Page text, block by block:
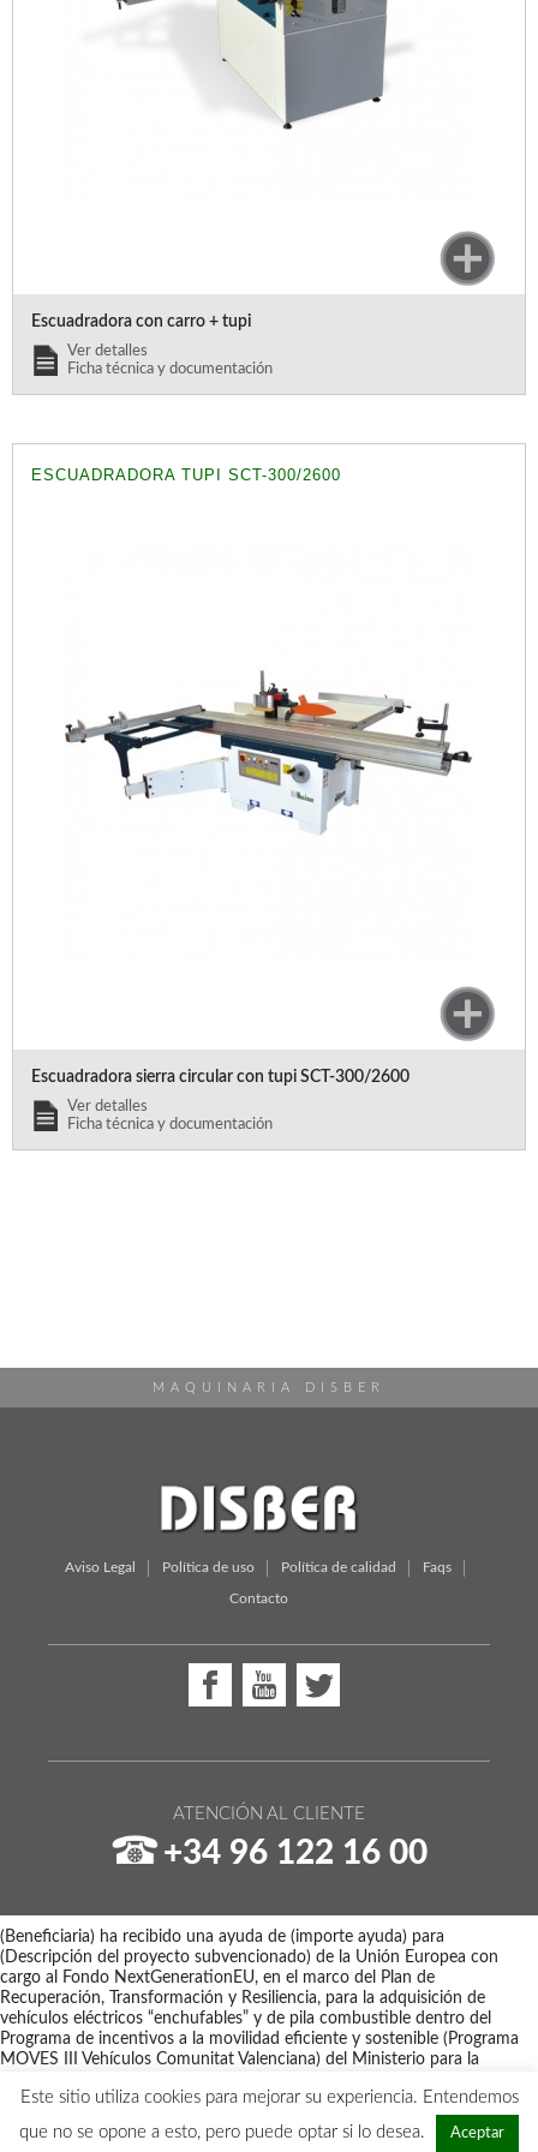
Turbinas de pintar
Pistolas de pintar
Varios
Ofertas y oportunidades
Escuadradora con carro + tupi
Ver detalles
Ficha técnica y documentación
ESCUADRADORA TUPI SCT-300/2600
Escuadradora sierra circular con tupi SCT-300/2600
Ver detalles
Ficha técnica y documentación
MAQUINARIA DISBER
Aviso Legal Política de uso Política de calidad Faqs
Contacto
ATENCIÓN AL CLIENTE
+34 96 122 16 00
(Beneficiaria) ha recibido una ayuda de (importe ayuda) para
(Descripción del proyecto subvencionado) de la Unión Europea con
cargo al Fondo NextGenerationEU, en el marco del Plan de
Recuperación, Transformación y Resiliencia, para la adquisición de
vehículos eléctricos “enchufables” y de pila combustible dentro del
Programa de incentivos a la movilidad eficiente y sostenible (Programa
MOVES III Vehículos Comunitat Valenciana) del Ministerio para la
gestionado por el Instituto Valenciano de Competitividad Empresarial
Este sitio utiliza cookies para mejorar su experiencia. Entendemos
que no se opone a esto, pero puede optar si lo desea.
Aceptar